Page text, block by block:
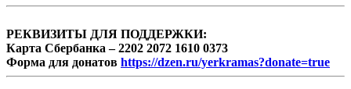
РЕКВИЗИТЫ ДЛЯ ПОДДЕРЖКИ:
Карта Сбербанка – 2202 2072 1610 0373
Форма для донатов https://dzen.ru/yerkramas?donate=true